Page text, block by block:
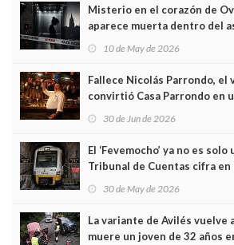
Misterio en el corazón de
aparece muerta dentro del
edificio y las cámaras
10 de May de 2026
Fallece Nicolás Parrondo, el
convirtió Casa Parrondo en
Asturias en Madrid
30 de Jun de 2026
El ‘Fevemocho’ ya no es solo
Tribunal de Cuentas cifra
sobrecoste de los trenes
30 de May de 2026
La variante de Avilés vuelve
muere un joven de 32 años